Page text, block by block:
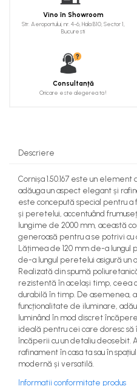
Panouri pentru tavan
Console de interior
Ornamente de colț
Vino în Showroom
Str. Aeroportului, nr. 4-6, Hala B10, Sector 1,
Bucuresti
Consultanță
Oricare este alegerea ta !
Descriere
Cornișa 1.50.167 este un
adăuga un aspect elegant și
este concepută special pentru a
și peretelui, accentuând
lungime de 2000 mm, această
generoasă pentru a se potrivi
Lățimea de 120 mm de-a lungul
de-a lungul peretelui asigură un
Realizată din spumă
rezistentă în același timp, ceea
durabilă în timp. De asemenea,
funcționalitate de iluminare,
luminând în mod discret
ideală pentru cei care doresc
încăperii cu un detaliu deosebit.
rafinament în casa ta sau în
modernă și versatilă.
Informatii conformitate produs